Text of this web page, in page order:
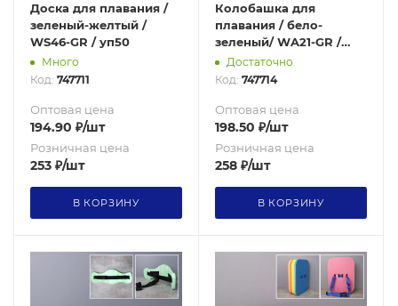
Доска для плавания /
зеленый-желтый /
WS46-GR / уп50
Много
Код: 747711
Оптовая цена
194.90 ₽/шт
Розничная цена
253 ₽/шт
В КОРЗИНУ
Колобашка для
плавания / бело-
зеленый/ WA21-GR /
уп50
Достаточно
Код: 747714
Оптовая цена
198.50 ₽/шт
Розничная цена
258 ₽/шт
В КОРЗИНУ